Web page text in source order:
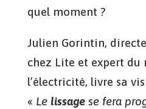
quel moment ?
Julien Gorintin,
chez Lite et expert du
l’électricité, livre sa
« Le lissagese fera